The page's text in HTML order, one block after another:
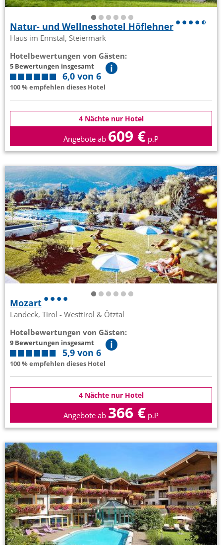
Natur- und Wellnesshotel Höflehner
Haus im Ennstal, Steiermark
Hotelbewertungen von Gästen:
5 Bewertungen insgesamt
6,0 von 6
100 % empfehlen dieses Hotel
4 Nächte nur Hotel
Angebote ab 609 € p.P
Mozart
Landeck, Tirol - Westtirol & Ötztal
Hotelbewertungen von Gästen:
9 Bewertungen insgesamt
5,9 von 6
100 % empfehlen dieses Hotel
4 Nächte nur Hotel
Angebote ab 366 € p.P